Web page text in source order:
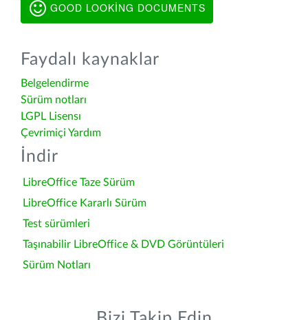
GOOD LOOKING DOCUMENTS
Faydalı kaynaklar
Belgelendirme
Sürüm notları
LGPL Lisensı
Çevrimiçi Yardım
İndir
LibreOffice Taze Sürüm
LibreOffice Kararlı Sürüm
Test sürümleri
Taşınabilir LibreOffice & DVD Görüntüleri
Sürüm Notları